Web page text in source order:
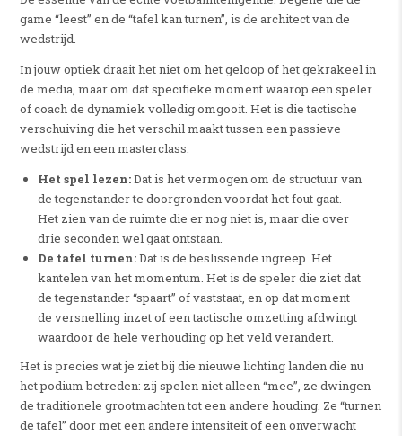
game “leest” en de “tafel kan turnen”, is de architect van de
wedstrijd.
In jouw optiek draait het niet om het geloop of het gekrakeel in
de media, maar om dat specifieke moment waarop een speler
of coach de dynamiek volledig omgooit. Het is die tactische
verschuiving die het verschil maakt tussen een passieve
wedstrijd en een masterclass.
Het spel lezen:Dat is het vermogen om de structuur van
de tegenstander te doorgronden voordat het fout gaat.
Het zien van de ruimte die er nog niet is, maar die over
drie seconden wel gaat ontstaan.
De tafel turnen:Dat is de beslissende ingreep. Het
kantelen van het momentum. Het is de speler die ziet dat
de tegenstander “spaart” of vaststaat, en op dat moment
de versnelling inzet of een tactische omzetting afdwingt
waardoor de hele verhouding op het veld verandert.
Het is precies wat je ziet bij die nieuwe lichting landen die nu
het podium betreden: zij spelen niet alleen “mee”, ze dwingen
de traditionele grootmachten tot een andere houding. Ze “turnen
de tafel” door met een andere intensiteit of een onverwacht